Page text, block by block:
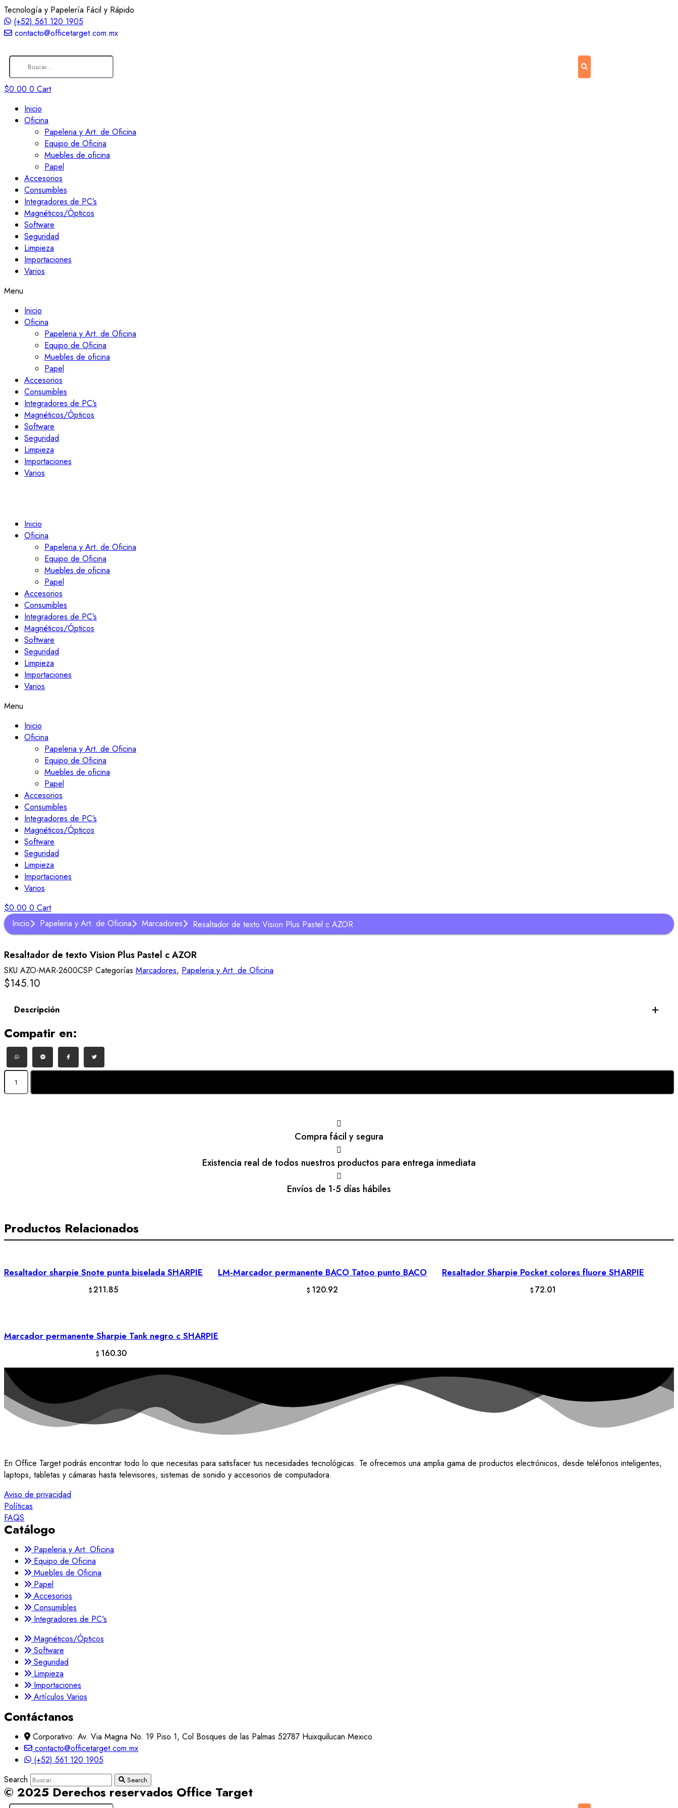
Tecnología y Papelería Fácil y Rápido
(+52) 561 120 1905
contacto@officetarget.com.mx
$0.00 0 Cart
Inicio
Oficina
Papeleria y Art. de Oficina
Equipo de Oficina
Muebles de oficina
Papel
Accesorios
Consumibles
Integradores de PC’s
Magnéticos/Ópticos
Software
Seguridad
Limpieza
Importaciones
Varios
Menu
Inicio
Oficina
Papeleria y Art. de Oficina
Equipo de Oficina
Muebles de oficina
Papel
Accesorios
Consumibles
Integradores de PC’s
Magnéticos/Ópticos
Software
Seguridad
Limpieza
Importaciones
Varios
Inicio
Oficina
Papeleria y Art. de Oficina
Equipo de Oficina
Muebles de oficina
Papel
Accesorios
Consumibles
Integradores de PC’s
Magnéticos/Ópticos
Software
Seguridad
Limpieza
Importaciones
Varios
Menu
Inicio
Oficina
Papeleria y Art. de Oficina
Equipo de Oficina
Muebles de oficina
Papel
Accesorios
Consumibles
Integradores de PC’s
Magnéticos/Ópticos
Software
Seguridad
Limpieza
Importaciones
Varios
$0.00 0 Cart
Inicio
Papeleria y Art. de Oficina Marcadores Resaltador de texto Vision Plus Pastel c AZOR
Resaltador de texto Vision Plus Pastel c AZOR
SKU AZO-MAR-2600CSP Categorías Marcadores, Papeleria y Art. de Oficina
$145.10
Descripción
Compatir en:
Resaltador
de
Compra fácil y segura
Existencia real de todos nuestros productos para entrega inmediata
Envíos de 1-5 días hábiles
Productos Relacionados
AÑADIR AL CARRITO
Resaltador sharpie Snote punta biselada SHARPIE
$211.85
AÑADIR AL CARRITO
LM-Marcador permanente BACO Tatoo punto BACO
$ 120.92
AÑADIR AL CARRITO
Resaltador Sharpie Pocket colores fluore SHARPIE
$ 72.01
AÑADIR AL CARRITO
Marcador permanente Sharpie Tank negro c SHARPIE
$ 160.30
En Office Target podrás encontrar todo lo que necesitas para satisfacer tus necesidades tecnológicas. Te ofrecemos una amplia gama de productos electrónicos, desde teléfonos inteligentes,
laptops, tabletas y cámaras hasta televisores, sistemas de sonido y accesorios de computadora.
Aviso de privacidad
Políticas
FAQS
Catálogo
Papeleria y Art. Oficina
Equipo de Oficina
Muebles de Oficina
Papel
Accesorios
Consumibles
Integradores de PC's
Magnéticos/Ópticos
Software
Seguridad
Limpieza
Importaciones
Artículos Varios
Contáctanos
Corporativo: Av. Via Magna No. 19 Piso 1, Col Bosques de las Palmas 52787 Huixquilucan Mexico
contacto@officetarget.com.mx
(+52) 561 120 1905
Search
Search
© 2025 Derechos reservados Office Target